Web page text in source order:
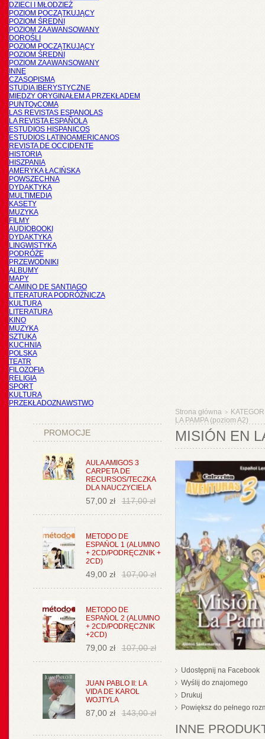
DZIECI I MŁODZIEŻ
POZIOM POCZĄTKUJĄCY
POZIOM ŚREDNI
POZIOM ZAAWANSOWANY
DOROŚLI
POZIOM POCZĄTKUJĄCY
POZIOM ŚREDNI
POZIOM ZAAWANSOWANY
INNE
CZASOPISMA
STUDIA IBERYSTYCZNE
MIĘDZY ORYGINAŁEM A PRZEKŁADEM
PUNTOyCOMA
LAS REVISTAS ESPANOLAS
LA REVISTA ESPAÑOLA
ESTUDIOS HISPANICOS
ESTUDIOS LATINOAMERICANOS
REVISTA DE OCCIDENTE
HISTORIA
HISZPANIA
AMERYKA ŁACIŃSKA
POWSZECHNA
DYDAKTYKA
MULTIMEDIA
KASETY
MUZYKA
FILMY
AUDIOBOOKI
DYDAKTYKA
LINGWISTYKA
PODRÓŻE
PRZEWODNIKI
ALBUMY
MAPY
CAMINO DE SANTIAGO
LITERATURA PODRÓŻNICZA
KULTURA
LITERATURA
KINO
MUZYKA
SZTUKA
KUCHNIA
POLSKA
TEATR
FILOZOFIA
RELIGIA
SPORT
KULTURA
PRZEKŁADOZNAWSTWO
PROMOCJE
AULA AMIGOS 3
CARPETA DE
RECURSOS/TECZKA
DLA NAUCZYCIELA
57,00 zł 117,00 zł
METODO DE
ESPAŃOL 1 (ALUMNO
+ 2CD/PODRĘCZNIK +
2CD)
49,00 zł 107,00 zł
METODO DE
ESPAŃOL 2 (ALUMNO
+ 2CD/PODRĘCZNIK
+2CD)
79,00 zł 107,00 zł
JUAN PABLO II: LA
VIDA DE KAROL
WOJTYLA
87,00 zł 143,00 zł
Strona główna >
LA PAMPA (poziom A2)
MISIÓN EN
Udostępnij na Facebook
Wyślij do znajomego
Drukuj
Powiększ do pełnego
INNE